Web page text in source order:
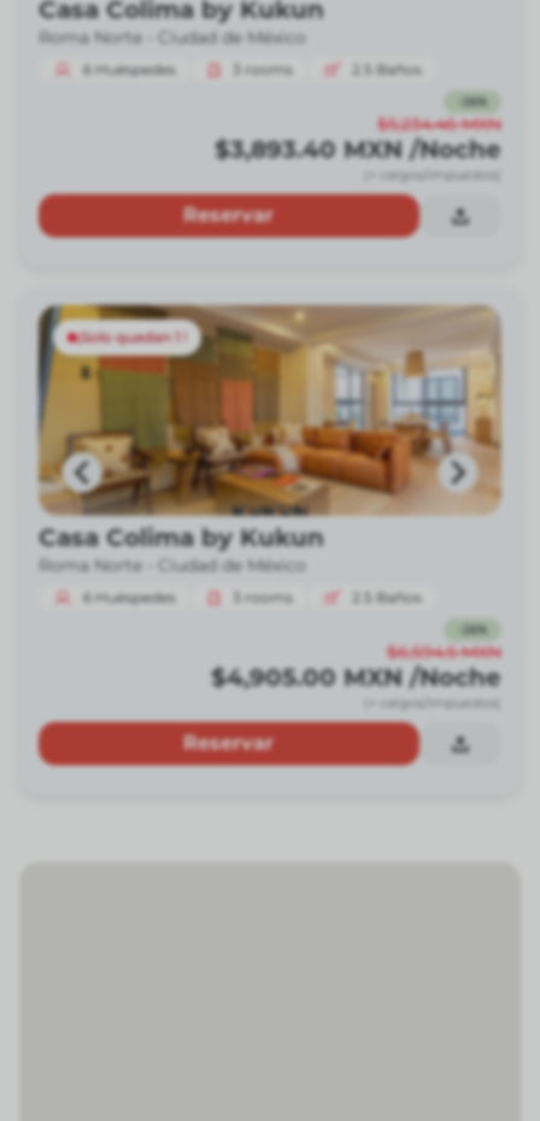
Casa Colima by Kukun
Roma Norte - Ciudad de México
6 Huéspedes 3 rooms 2.5 Baños
26%
$5,234.46 MXN
$3,893.40 MXN /Noche
(+ cargos/impuestos)
Reservar
¡Solo quedan 1 !
Casa Colima by Kukun
Roma Norte - Ciudad de México
6 Huéspedes 3 rooms 2.5 Baños
26%
$6,594.5 MXN
$4,905.00 MXN /Noche
(+ cargos/impuestos)
Reservar